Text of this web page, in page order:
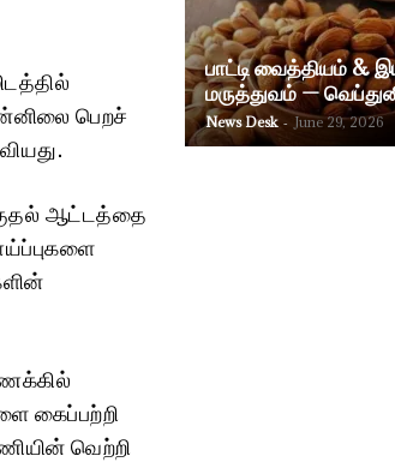
பெறச்
ஆட்டத்தை
கைப்பற்றி
வெற்றி
பாட்டி வைத்தியம் &
மருத்துவம் —
News Desk - June 29, 2026